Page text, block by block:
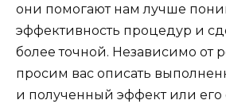
они помогают нам лучше
эффективность процедур и
более точной. Независимо от
просим вас описать
и полученный эффект или его